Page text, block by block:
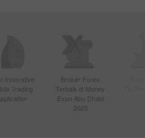
Innovative
Trading
Broker Forex
Terbaik di Money
Expo Abu Dhabi
2025